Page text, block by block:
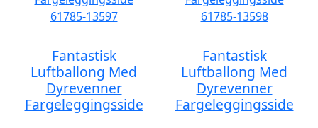
Fantastisk
Luftballong Med
Dyrevenner
Fargeleggingsside
Fantastisk
Luftballong Med
Dyrevenner
Fargeleggingsside